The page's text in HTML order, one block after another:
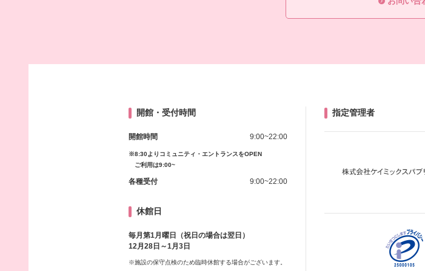
開館・受付時間
開館時間 9:00~22:00
※8:30よりコミュニティ・エントランスをOPEN
ご利用は9:00~
各種受付 9:00~22:00
休館日
毎月第1月曜日（祝日の場合は翌日）
12月28日～1月3日
※施設の保守点検のため臨時休館する場合がございます。
指定管理者